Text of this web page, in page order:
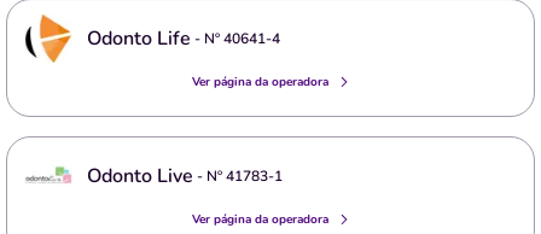
Odonto Life - Nº40641-4
Ver página da operadora
Odonto Live - Nº41783-1
Ver página da operadora